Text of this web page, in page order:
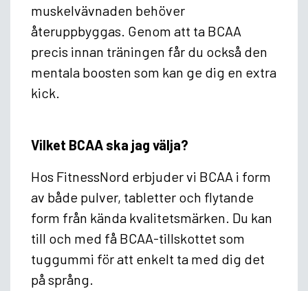
muskelvävnaden behöver
återuppbyggas. Genom att ta BCAA
precis innan träningen får du också den
mentala boosten som kan ge dig en extra
kick.
Vilket BCAA ska jag välja?
Hos FitnessNord erbjuder vi BCAA i form
av både pulver, tabletter och flytande
form från kända kvalitetsmärken. Du kan
till och med få BCAA-tillskottet som
tuggummi för att enkelt ta med dig det
på språng.